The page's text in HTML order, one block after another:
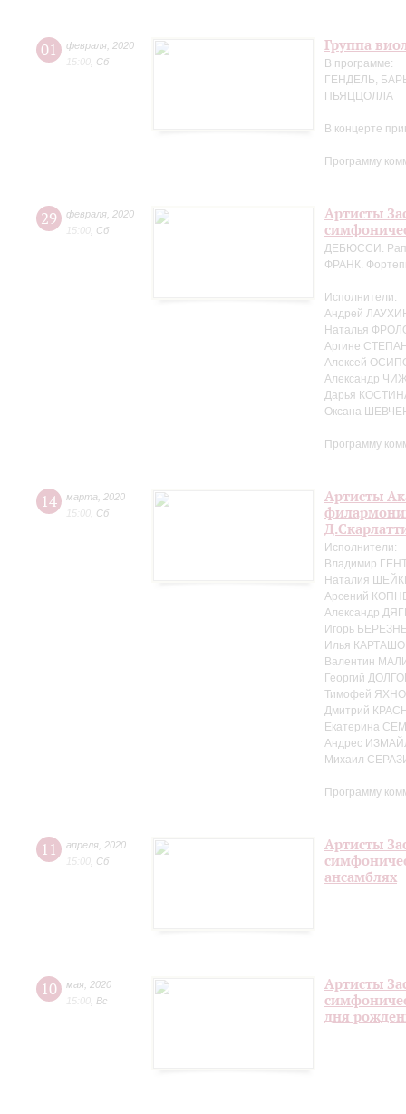
01 февраля 2020
15:00 Сб
Группа
В программе:
ГЕНДЕЛЬ,
ПЬЯЦЦОЛЛА
В концерте
Программу
29 февраля 2020
15:00 Сб
Артисты
ДЕБЮССИ.
ФРАНК.
Исполнители:
Андрей
Наталья
Аргине
Алексей
Александр
Дарья
Оксана
Программу
14 марта
2020
15:00 Сб
Артисты
Исполнители:
Владимир
Наталия
Арсений
Александр
Игорь
Илья
Валентин
Георгий
Тимофей
Дмитрий
Екатерина
Андрес
Михаил
Программу
11 апреля 2020
15:00 Сб
Артисты
ансамблях
10 мая 2020
15:00 Вс
Артисты
дня